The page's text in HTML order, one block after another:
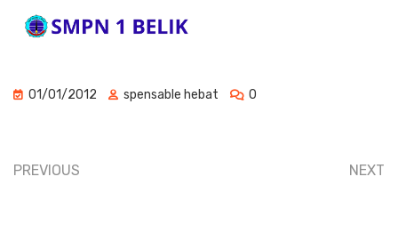
01/01/2012 spensable hebat 0
PREVIOUS NEXT